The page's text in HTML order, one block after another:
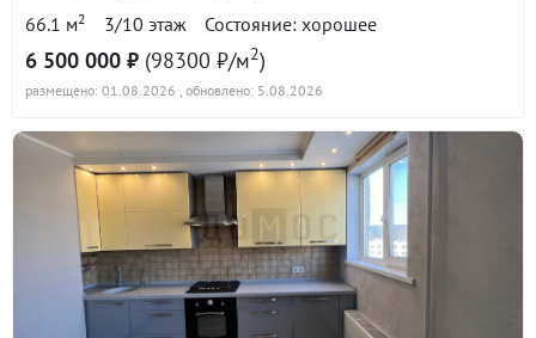
66.1 м2 3/10 этаж Состояние: хорошее
6 500 000 ₽ (98300 ₽/м2)
размещено: 01.08.2026 , обновлено: 5.08.2026